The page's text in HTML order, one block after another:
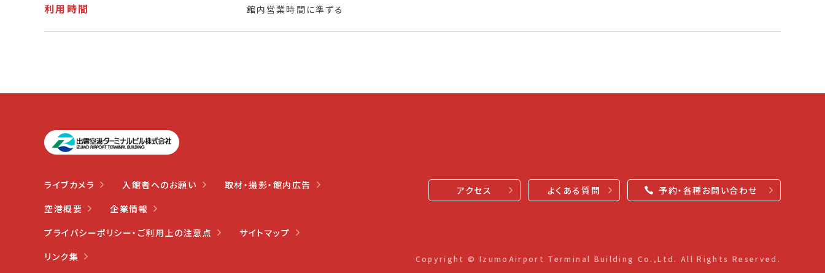
利用時間 館内営業時間に準ずる
アクセス よくある質問 予約・各種お問い合わせ
ライブカメラ 入館者へのお願い 取材・撮影・ 館内広告
空港概要
企業情報
プライバシーポリシー・ ご利用上の注意点
サイトマップ
リンク集
Copyright © IzumoAirport Terminal Building Co.,Ltd. All Rights Reserved.